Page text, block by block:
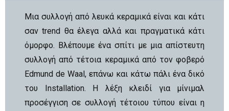
Μια συλλογή από λευκά κεραμικά είναι και κάτι
σαν trend θα έλεγα αλλά και πραγματικά κάτι
όμορφο. Βλέπουμε ένα σπίτι με μια απίστευτη
συλλογή από τέτοια κεραμικά από τον φοβερό
Edmund de Waal, επάνω και κάτω πάλι ένα δικό
του Installation. H λέξη κλειδί για μίνιμαλ
προσέγγιση σε συλλογή τέτοιου τύπου είναι η